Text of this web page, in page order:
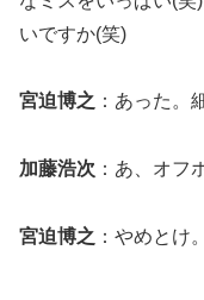
いですか(笑)
宮迫博之 ：あった。
加藤浩次 ：あ、オフ
宮迫博之 ：やめとけ